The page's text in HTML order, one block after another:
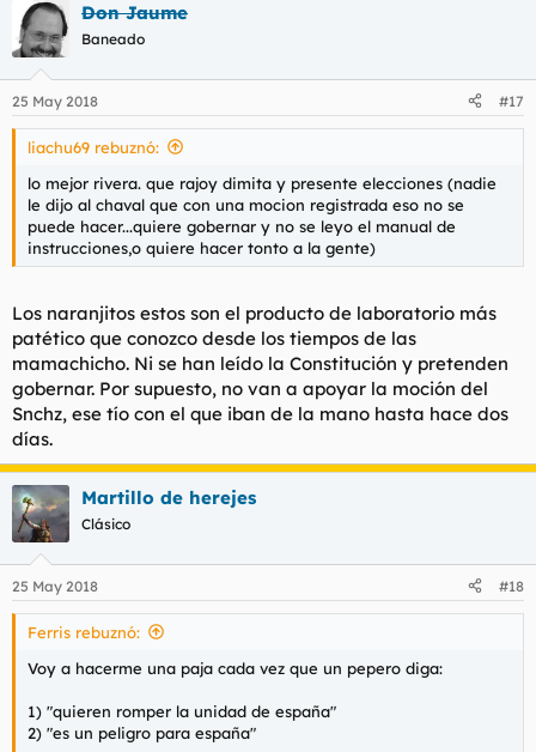
Don Jaume
Baneado
25 May 2018 #17
liachu69 rebuznó:
lo mejor rivera. que rajoy dimita y presente elecciones (nadie
le dijo al chaval que con una mocion registrada eso no se
puede hacer...quiere gobernar y no se leyo el manual de
instrucciones,o quiere hacer tonto a la gente)
Los naranjitos estos son el producto de laboratorio más
patético que conozco desde los tiempos de las
mamachicho. Ni se han leído la Constitución y pretenden
gobernar. Por supuesto, no van a apoyar la moción del
Snchz, ese tío con el que iban de la mano hasta hace dos
días.
Martillo de herejes
Clásico
25 May 2018 #18
Ferris rebuznó:
Voy a hacerme una paja cada vez que un pepero diga:
1) "quieren romper la unidad de españa"
2) "es un peligro para españa"